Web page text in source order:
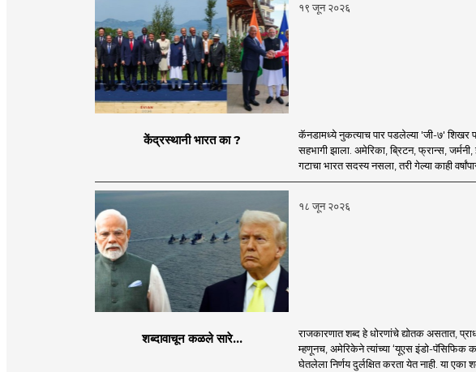
१९ जून २०२६
केंद्रस्थानी भारत का ?
कॅनडामध्ये नुकत्याच पार पडलेल्या 'जी-७' शिखर
सहभागी झाला. अमेरिका, ब्रिटन, फ्रान्स,
गटाचा भारत सदस्य नसला, तरी गेल्या काही
१८ जून २०२६
शब्दावाचून कळले सारे...
राजकारणात शब्द हे धोरणांचे द्योतक असतात,
म्हणूनच, अमेरिकेने त्यांच्या ‘यूएस इंडो-पॅसिफिक
घेतलेला निर्णय दुर्लक्षित करता येत नाही. या एका